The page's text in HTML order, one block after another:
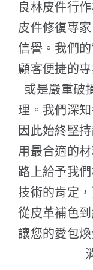
良林皮件行
皮件修復專
信譽。我們
顧客便捷的
或是嚴重破
理。我們深
因此始終堅
用最合適的
路上給予我
技術的肯定
從皮革補色
讓您的愛包